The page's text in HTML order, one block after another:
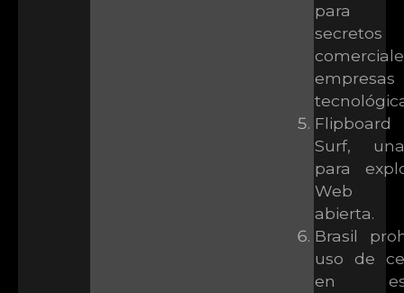
para
secretos
empresas
Surf,
para
Web
abierta.
Brasil
uso de
en